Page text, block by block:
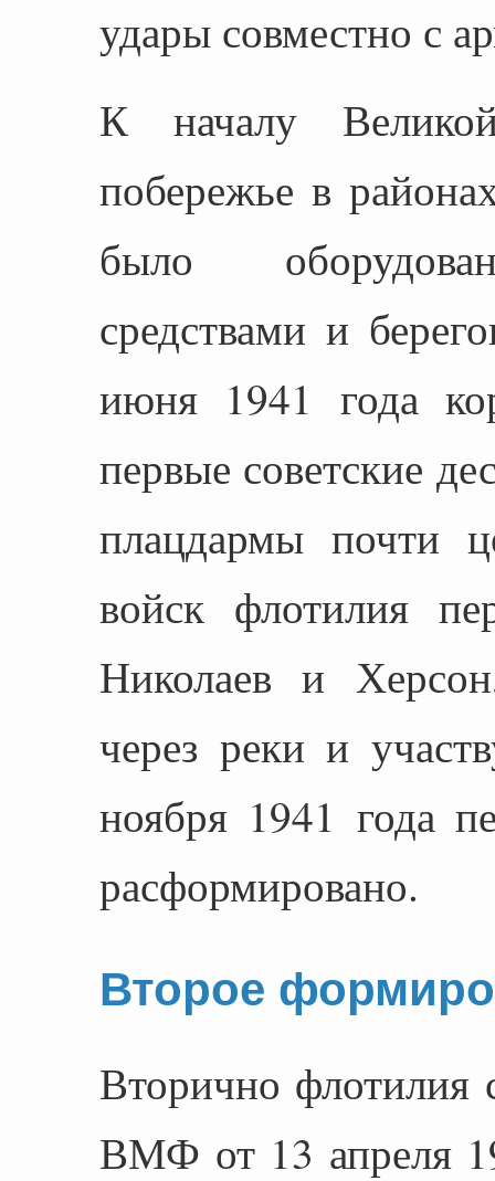
удары совместно с
К началу
побережье в
было
средствами и
июня 1941 года
первые советские
плацдармы почти
войск флотилия
Николаев и
через реки и
ноября 1941 года
расформировано.
Второе
Вторично флотилия
ВМФ от 13 апреля